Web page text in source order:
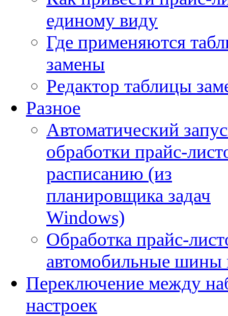
единому виду
Где применяются
замены
Редактор таблицы
Разное
Автоматический
обработки прайс-
расписанию (из
планировщика задач
Windows)
Обработка прайс-
автомобильные шины
Переключение между
настроек